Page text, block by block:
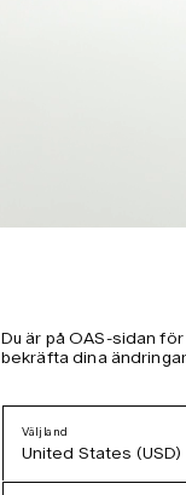
Du är på OAS-sidan
bekräfta dina
Välj land
United States (USD)